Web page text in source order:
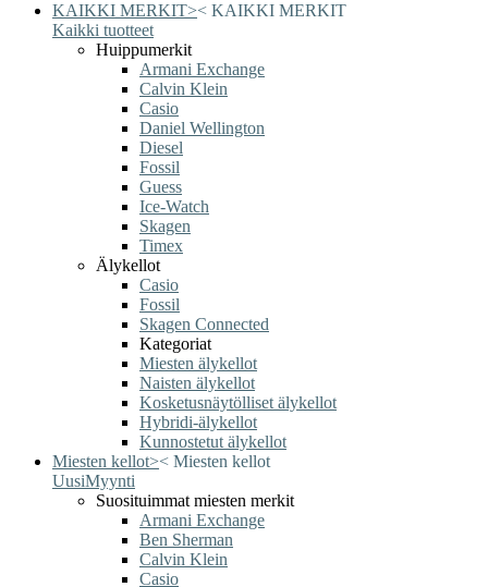
KAIKKI MERKIT>< KAIKKI MERKIT
Kaikki tuotteet
Huippumerkit
Armani Exchange
Calvin Klein
Casio
Daniel Wellington
Diesel
Fossil
Guess
Ice-Watch
Skagen
Timex
Älykellot
Casio
Fossil
Skagen Connected
Kategoriat
Miesten älykellot
Naisten älykellot
Kosketusnäytölliset älykellot
Hybridi-älykellot
Kunnostetut älykellot
Miesten kellot>< Miesten kellot
UusiMyynti
Suosituimmat miesten merkit
Armani Exchange
Ben Sherman
Calvin Klein
Casio